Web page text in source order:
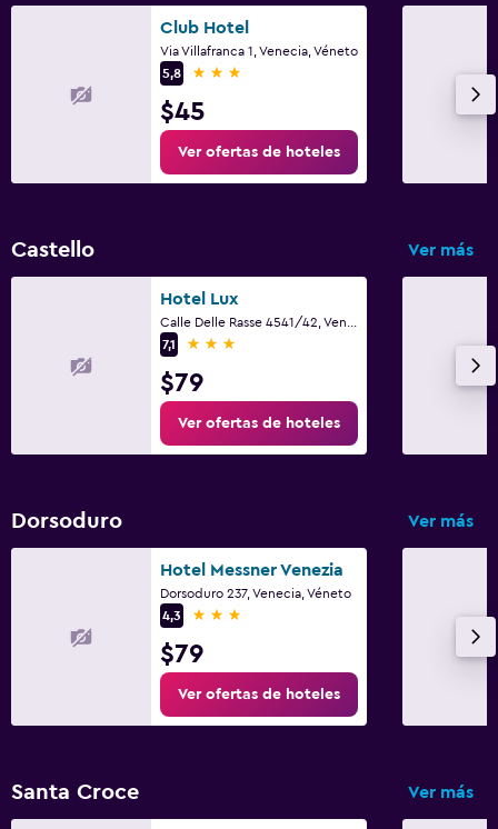
Club Hotel
Via Villafranca 1, Venecia, Véneto
5,8
3 estrellas
$45
Ver ofertas de hoteles
Castello Ver más
Hotel Lux
7,1
3 estrellas
$79
Ver ofertas de hoteles
Dorsoduro Ver más
Hotel Messner Venezia
Dorsoduro 237, Venecia, Véneto
4,3
3 estrellas
$79
Ver ofertas de hoteles
Santa Croce Ver más